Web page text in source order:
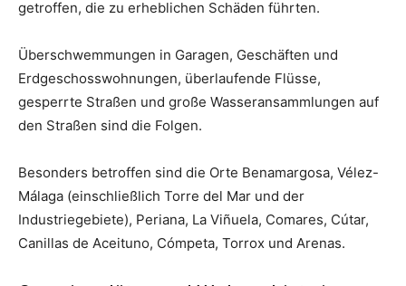
getroffen, die zu erheblichen Schäden führten.
Überschwemmungen in Garagen, Geschäften und
Erdgeschosswohnungen, überlaufende Flüsse,
gesperrte Straßen und große Wasseransammlungen auf
den Straßen sind die Folgen.
Besonders betroffen sind die Orte Benamargosa, Vélez-
Málaga (einschließlich Torre del Mar und der
Industriegebiete), Periana, La Viñuela, Comares, Cútar,
Canillas de Aceituno, Cómpeta, Torrox und Arenas.